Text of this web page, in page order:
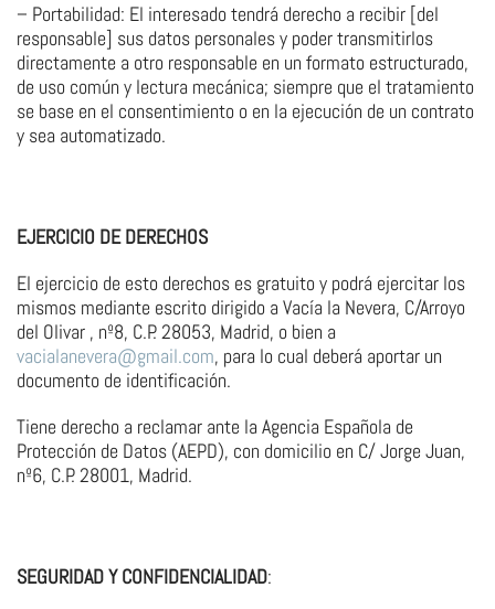
– Portabilidad: El interesado tendrá derecho a recibir [del
responsable] sus datos personales y poder transmitirlos
directamente a otro responsable en un formato estructurado,
de uso común y lectura mecánica; siempre que el tratamiento
se base en el consentimiento o en la ejecución de un contrato
y sea automatizado.
EJERCICIO DE DERECHOS
El ejercicio de esto derechos es gratuito y podrá ejercitar los
mismos mediante escrito dirigido a Vacía la Nevera, C/Arroyo
del Olivar , nº8, C.P. 28053, Madrid, o bien a
vacialanevera@gmail.com, para lo cual deberá aportar un
documento de identificación.
Tiene derecho a reclamar ante la Agencia Española de
Protección de Datos (AEPD), con domicilio en C/ Jorge Juan,
nº6, C.P. 28001, Madrid.
SEGURIDAD Y CONFIDENCIALIDAD: